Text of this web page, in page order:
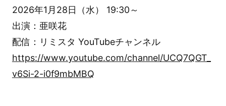
2026年1月28日（水） 19:30～
出演：亜咲花
配信：リミスタ YouTubeチャンネル
https://www.youtube.com/channel/UCQ7QGT_
v6Si-2-i0f9mbMBQ